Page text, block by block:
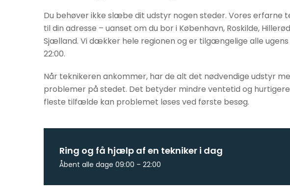
Du behøver ikke slæbe dit udstyr nogen steder. Vores erfarne
til din adresse – uanset om du bor i København, Roskilde,
Sjælland. Vi dækker hele regionen og er tilgængelige alle ugens
22:00.
Når teknikeren ankommer, har de alt det nødvendige udstyr
problemer på stedet. Det betyder mindre ventetid og hurtigere
fleste tilfælde kan problemet løses ved første besøg.
Ring og få hjælp af en tekniker i dag
Åbent alle dage 09:00 – 22:00